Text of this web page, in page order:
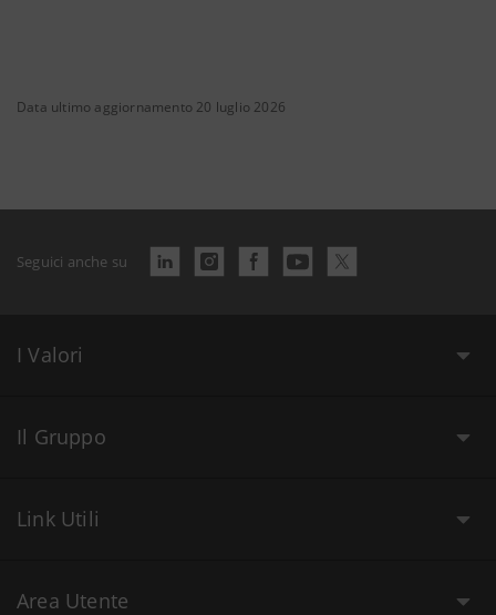
Data ultimo aggiornamento 20 luglio 2026
Seguici anche su
I Valori
Il Gruppo
Link Utili
Area Utente